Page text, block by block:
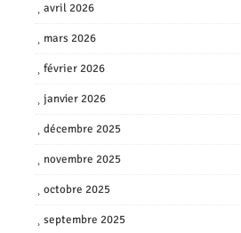
avril 2026
mars 2026
février 2026
janvier 2026
décembre 2025
novembre 2025
octobre 2025
septembre 2025